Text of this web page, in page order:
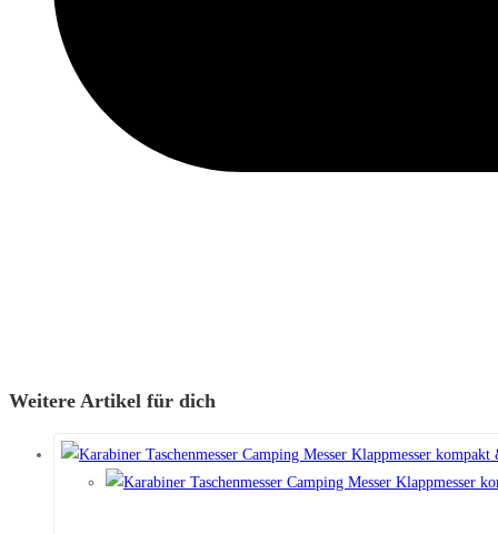
Weitere Artikel für dich